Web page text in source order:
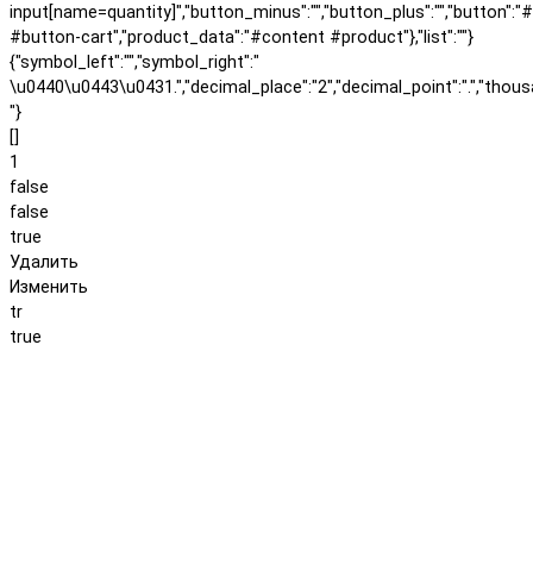
#button-cart","product_data":"#content #product"},"list":""}
{"symbol_left":"","symbol_right":"
"}
[]
1
false
false
true
Удалить
Изменить
tr
true